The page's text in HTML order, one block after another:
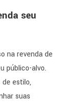
seu
na revenda de
público-alvo.
estilo,
suas